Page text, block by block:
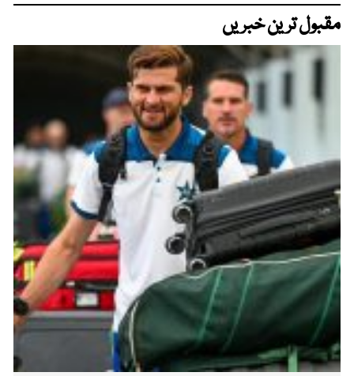
مقبول ترین خبریں